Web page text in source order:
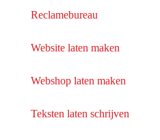
Reclamebureau
Website laten maken
Webshop laten maken
Teksten laten schrijven